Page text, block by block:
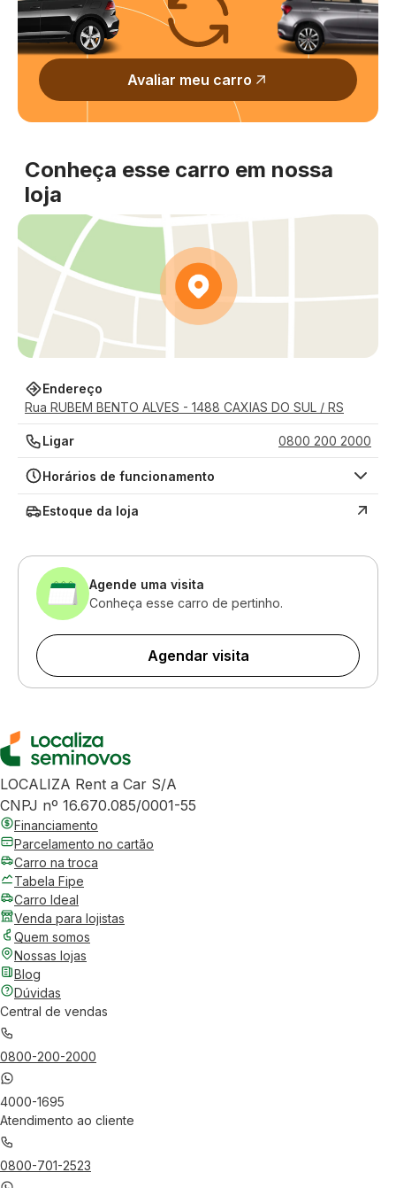
Avaliar meu carro
Conheça esse carro em nossa
loja
Endereço
Rua RUBEM BENTO ALVES - 1488 CAXIAS DO SUL / RS
Ligar 0800 200 2000
Horários de funcionamento
Estoque da loja
Agende uma visita
Conheça esse carro de pertinho.
Agendar visita
LOCALIZA Rent a Car S/A
CNPJ nº 16.670.085/0001-55
Financiamento
Parcelamento no cartão
Carro na troca
Tabela Fipe
Carro Ideal
Venda para lojistas
Quem somos
Nossas lojas
Blog
Dúvidas
Central de vendas
0800-200-2000
4000-1695
Atendimento ao cliente
0800-701-2523